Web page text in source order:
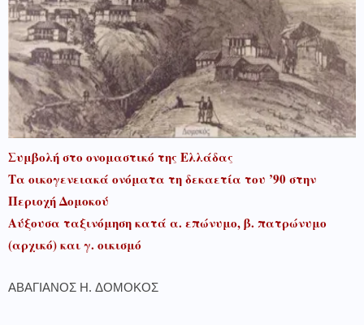
Συμβολή στο ονομαστικό της Ελλάδας
Τα οικογενειακά ονόματα τη δεκαετία του ’90 στην
Περιοχή Δομοκού
Αύξουσα ταξινόμηση κατά α. επώνυμο, β. πατρώνυμο
(αρχικό) και γ. οικισμό
ΑΒΑΓΙΑΝΟΣ Η. ΔΟΜΟΚΟΣ